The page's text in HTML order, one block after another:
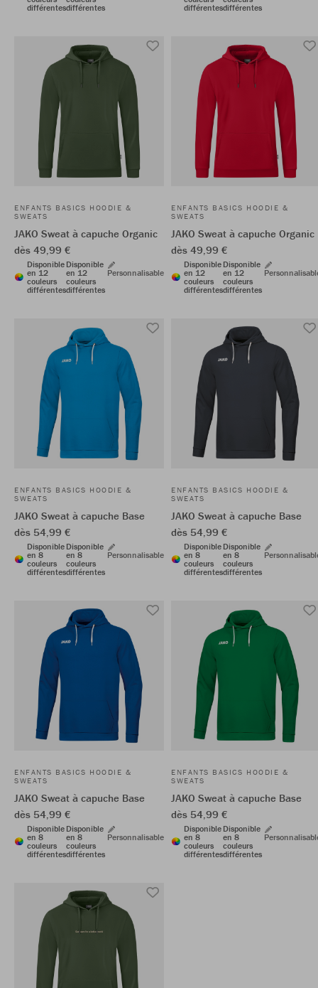
différentesdifférentes
différentesdifférentes
ENFANTS BASICS HOODIE &
SWEATS
JAKO Sweat à capuche Organic
dès 49,99 €
Disponible
en 12
couleurs
différentes
Disponible
en 12
couleurs
différentes
Personnalisable
ENFANTS BASICS HOODIE &
SWEATS
JAKO Sweat à capuche Organic
dès 49,99 €
Disponible
en 12
couleurs
différentes
Disponible
en 12
couleurs
différentes
ENFANTS BASICS HOODIE &
SWEATS
JAKO Sweat à capuche Base
dès 54,99 €
Disponible
en 8
couleurs
différentes
Disponible
en 8
couleurs
différentes
Personnalisable
ENFANTS BASICS HOODIE &
SWEATS
JAKO Sweat à capuche Base
dès 54,99 €
Disponible
en 8
couleurs
différentes
Disponible
en 8
couleurs
différentes
ENFANTS BASICS HOODIE &
SWEATS
JAKO Sweat à capuche Base
dès 54,99 €
Disponible
en 8
couleurs
différentes
Disponible
en 8
couleurs
différentes
Personnalisable
ENFANTS BASICS HOODIE &
SWEATS
JAKO Sweat à capuche Base
dès 54,99 €
Disponible
en 8
couleurs
différentes
Disponible
en 8
couleurs
différentes